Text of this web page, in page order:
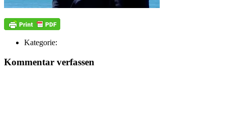
Kategorie:
Kommentar verfassen